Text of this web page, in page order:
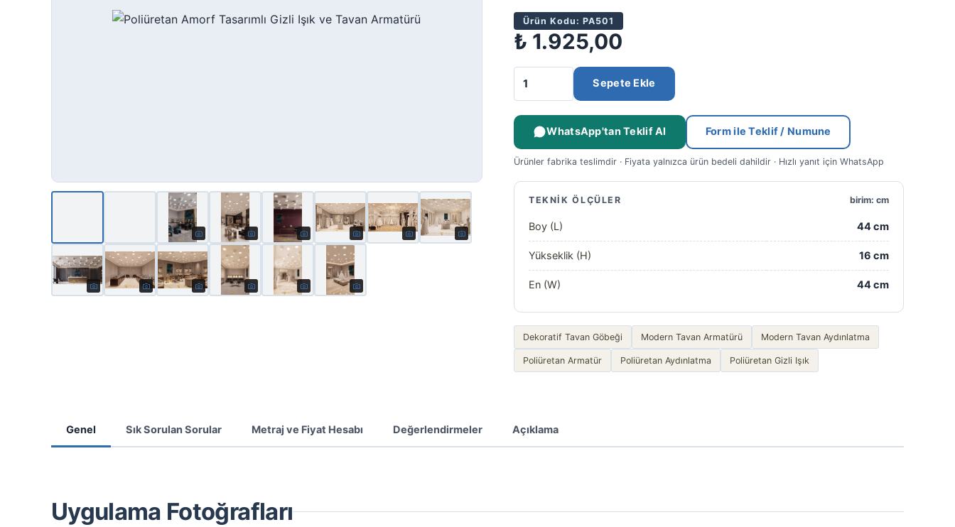
Ürün Kodu: PA501
₺ 1.925,00
Sepete Ekle
WhatsApp'tan Teklif Al Form ile Teklif / Numune
Ürünler fabrika teslimdir · Fiyata yalnızca ürün bedeli dahildir · Hızlı yanıt için WhatsApp
TEKNIK ÖLÇÜLER birim: cm
Boy (L) 44 cm
Yükseklik (H) 16 cm
En (W) 44 cm
Dekoratif Tavan Göbeği Modern Tavan Armatürü Modern Tavan Aydınlatma
Poliüretan Armatür Poliüretan Aydınlatma Poliüretan Gizli Işık
Genel Sık Sorulan Sorular Metraj ve Fiyat Hesabı Değerlendirmeler Açıklama
Uygulama Fotoğrafları